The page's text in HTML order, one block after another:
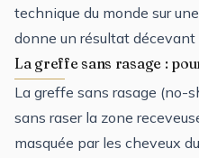
technique du monde sur
donne un résultat décevant
La greffe sans rasage :
La greffe sans rasage (no-
sans raser la zone
masquée par les cheveux